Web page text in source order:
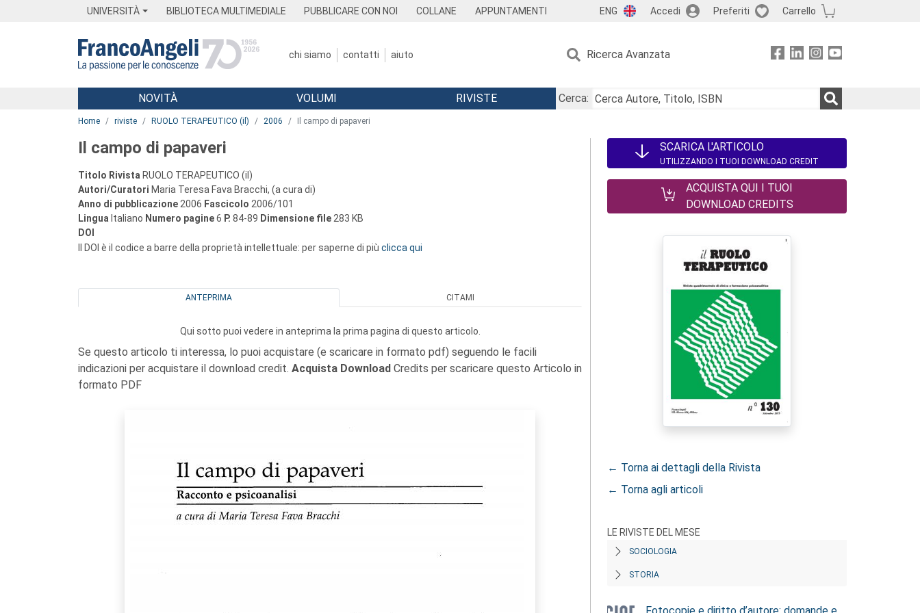
UNIVERSITÀ BIBLIOTECA MULTIMEDIALE PUBBLICARE CON NOI COLLANE APPUNTAMENTI ENG Accedi Preferiti Carrello
chi siamo contatti aiuto Ricerca Avanzata
Menu
NOVITÀ VOLUMI RIVISTE
Cerca:
Home riviste RUOLO TERAPEUTICO (il) 2006 Il campo di papaveri
Il campo di papaveri
Titolo Rivista RUOLO TERAPEUTICO (il)
Autori/Curatori Maria Teresa Fava Bracchi, (a cura di)
Anno di pubblicazione 2006 Fascicolo 2006/101
Lingua Italiano Numero pagine6 P. 84-89 Dimensione file 283 KB
DOI
Il DOI è il codice a barre della proprietà intellettuale: per saperne di più clicca qui
ANTEPRIMA CITAMI
Qui sotto puoi vedere in anteprima la prima pagina di questo articolo.
Se questo articolo ti interessa, lo puoi acquistare (e scaricare in formato pdf) seguendo le facili
indicazioni per acquistare il download credit. Acquista Download Credits per scaricare questo Articolo in
formato PDF
SCARICA L'ARTICOLO
UTILIZZANDO I TUOI DOWNLOAD CREDIT
ACQUISTA QUI I TUOI
DOWNLOAD CREDITS
← Torna ai dettagli della Rivista
← Torna agli articoli
LE RIVISTE DEL MESE
SOCIOLOGIA
STORIA